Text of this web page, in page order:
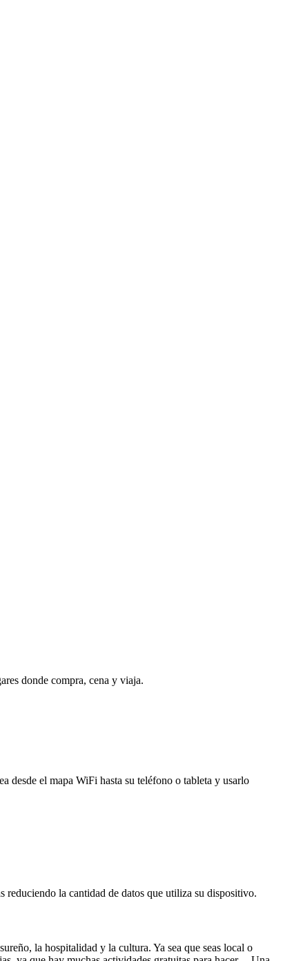
donde compra, cena y viaja.
desde el mapa WiFi hasta su teléfono o tableta y usarlo
reduciendo la cantidad de datos que utiliza su dispositivo.
la hospitalidad y la cultura. Ya sea que seas local o